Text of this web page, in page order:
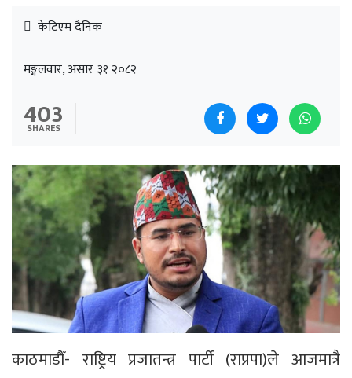
केटिएम दैनिक
मङ्गलवार, असार ३१ २०८२
403
SHARES
काठमाडौँ- राष्ट्रिय प्रजातन्त्र पार्टी (राप्रपा)ले आजमात्रै